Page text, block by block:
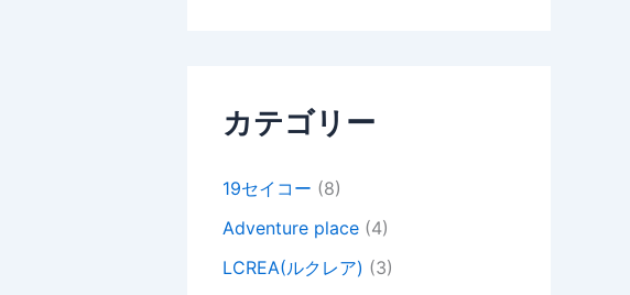
カテゴリー
19セイコー (8)
Adventure place (4)
LCREA(ルクレア) (3)